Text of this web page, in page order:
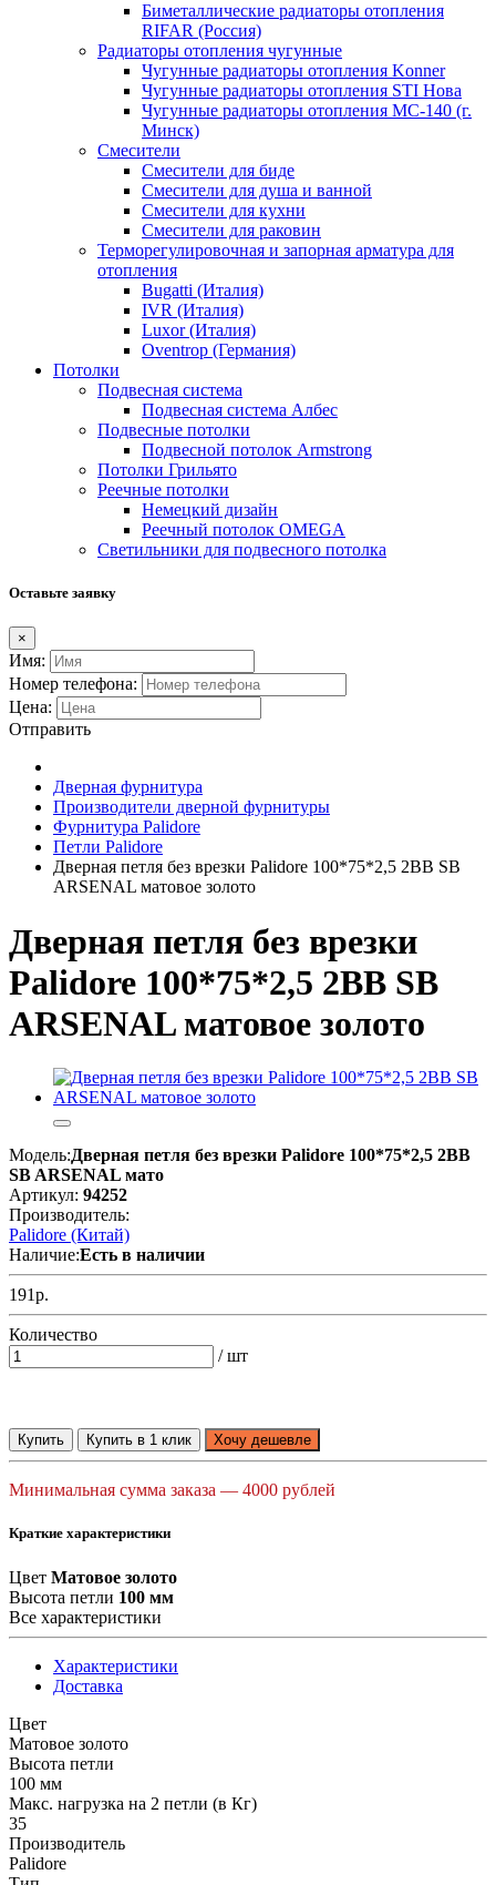
Биметаллические радиаторы отопления
RIFAR (Россия)
Радиаторы отопления чугунные
Чугунные радиаторы отопления Konner
Чугунные радиаторы отопления STI Нова
Чугунные радиаторы отопления МС-140 (г.
Минск)
Смесители
Смесители для биде
Смесители для душа и ванной
Смесители для кухни
Смесители для раковин
Терморегулировочная и запорная арматура для
отопления
Bugatti (Италия)
IVR (Италия)
Luxor (Италия)
Oventrop (Германия)
Потолки
Подвесная система
Подвесная система Албес
Подвесные потолки
Подвесной потолок Armstrong
Потолки Грильято
Реечные потолки
Немецкий дизайн
Реечный потолок OMEGA
Светильники для подвесного потолка
Оставьте заявку
×
Имя:
Номер телефона:
Цена:
Отправить
Дверная фурнитура
Производители дверной фурнитуры
Фурнитура Palidore
Петли Palidore
Дверная петля без врезки Palidore 100*75*2,5 2ВВ SB
ARSENAL матовое золото
Дверная петля без врезки
Palidore 100*75*2,5 2ВВ SB
ARSENAL матовое золото
Модель:Дверная петля без врезки Palidore 100*75*2,5 2ВВ
SB ARSENAL мато
Артикул: 94252
Производитель:
Palidore (Китай)
Наличие:Есть в наличии
191р.
Количество
/ шт
Купить Купить в 1 клик Хочу дешевле
Минимальная сумма заказа — 4000 рублей
Краткие характеристики
Цвет Матовое золото
Высота петли 100 мм
Все характеристики
Характеристики
Доставка
Цвет
Матовое золото
Высота петли
100 мм
Макс. нагрузка на 2 петли (в Кг)
35
Производитель
Palidore